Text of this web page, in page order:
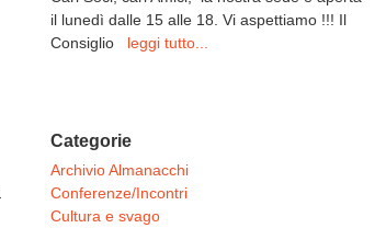
il lunedì dalle 15 alle 18. Vi aspettiamo !!! Il
Consiglio leggi tutto...
Categorie
Archivio Almanacchi
Conferenze/Incontri
Cultura e svago